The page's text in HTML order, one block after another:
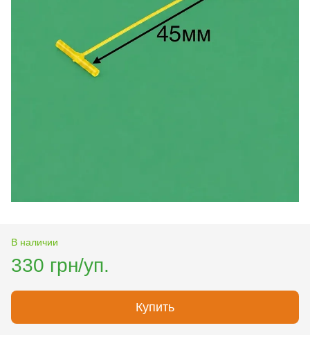
В наличии
330 грн/уп.
Купить